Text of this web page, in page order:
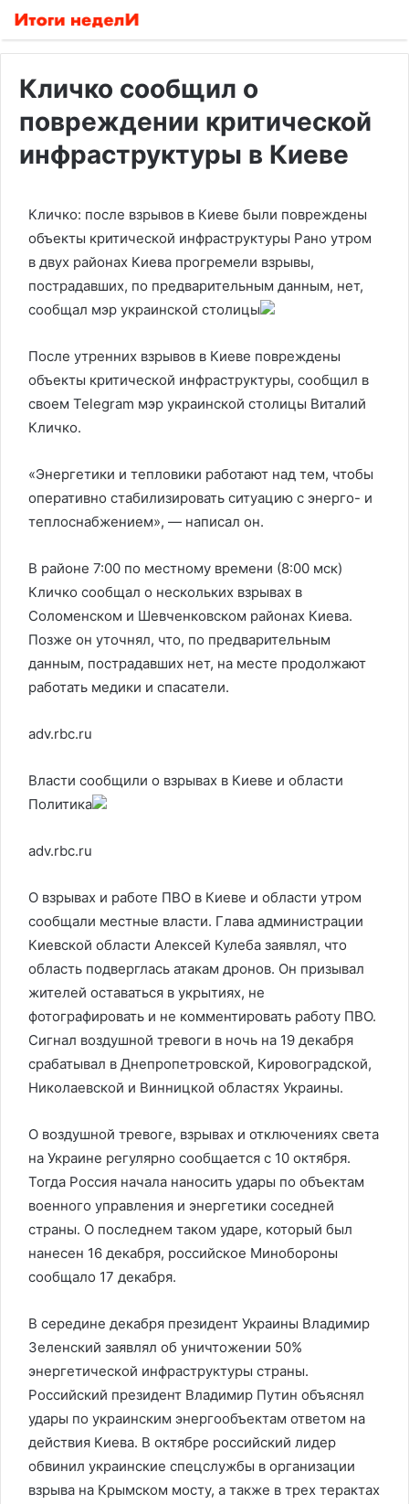
Кличко сообщил о
повреждении критической
инфраструктуры в Киеве
Кличко: после взрывов в Киеве были повреждены
объекты критической инфраструктуры Рано утром
в двух районах Киева прогремели взрывы,
пострадавших, по предварительным данным, нет,
сообщал мэр украинской столицы
После утренних взрывов в Киеве повреждены
объекты критической инфраструктуры, сообщил в
своем Telegram мэр украинской столицы Виталий
Кличко.
«Энергетики и тепловики работают над тем, чтобы
оперативно стабилизировать ситуацию с энерго- и
теплоснабжением», — написал он.
В районе 7:00 по местному времени (8:00 мск)
Кличко сообщал о нескольких взрывах в
Соломенском и Шевченковском районах Киева.
Позже он уточнял, что, по предварительным
данным, пострадавших нет, на месте продолжают
работать медики и спасатели.
adv.rbc.ru
Власти сообщили о взрывах в Киеве и области
Политика
adv.rbc.ru
О взрывах и работе ПВО в Киеве и области утром
сообщали местные власти. Глава администрации
Киевской области Алексей Кулеба заявлял, что
область подверглась атакам дронов. Он призывал
жителей оставаться в укрытиях, не
фотографировать и не комментировать работу ПВО.
Сигнал воздушной тревоги в ночь на 19 декабря
срабатывал в Днепропетровской, Кировоградской,
Николаевской и Винницкой областях Украины.
О воздушной тревоге, взрывах и отключениях света
на Украине регулярно сообщается с 10 октября.
Тогда Россия начала наносить удары по объектам
военного управления и энергетики соседней
страны. О последнем таком ударе, который был
нанесен 16 декабря, российское Минобороны
сообщало 17 декабря.
В середине декабря президент Украины Владимир
Зеленский заявлял об уничтожении 50%
энергетической инфраструктуры страны.
Российский президент Владимир Путин объяснял
удары по украинским энергообъектам ответом на
действия Киева. В октябре российский лидер
обвинил украинские спецслужбы в организации
взрыва на Крымском мосту, а также в трех терактах